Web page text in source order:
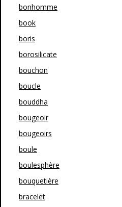
bonhomme
book
boris
borosilicate
bouchon
boucle
bouddha
bougeoir
bougeoirs
boule
boulesphère
bouquetière
bracelet